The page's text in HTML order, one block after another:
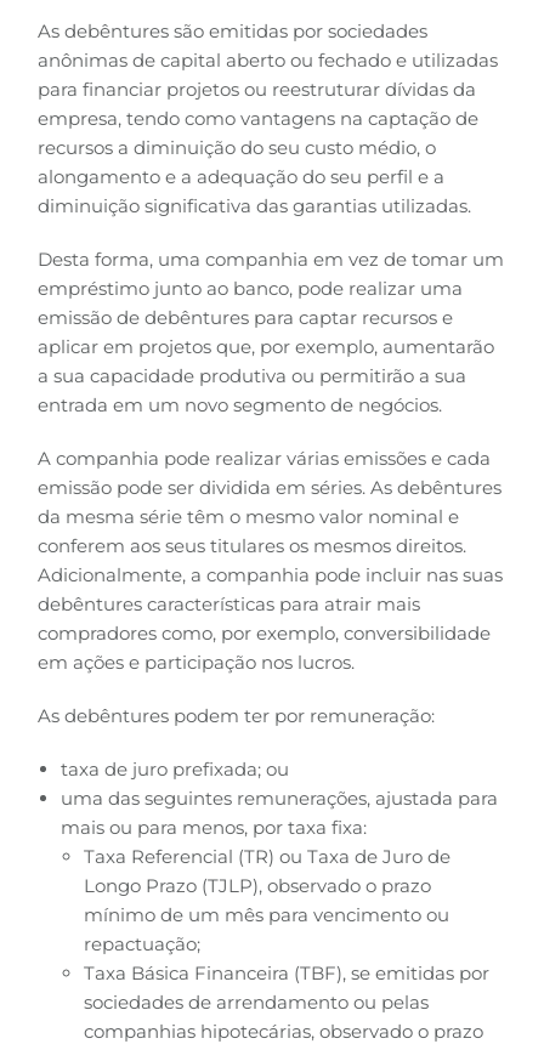
As debêntures são emitidas por sociedades
anônimas de capital aberto ou fechado e utilizadas
para financiar projetos ou reestruturar dívidas da
empresa, tendo como vantagens na captação de
recursos a diminuição do seu custo médio, o
alongamento e a adequação do seu perfil e a
diminuição significativa das garantias utilizadas.
Desta forma, uma companhia em vez de tomar um
empréstimo junto ao banco, pode realizar uma
emissão de debêntures para captar recursos e
aplicar em projetos que, por exemplo, aumentarão
a sua capacidade produtiva ou permitirão a sua
entrada em um novo segmento de negócios.
A companhia pode realizar várias emissões e cada
emissão pode ser dividida em séries. As debêntures
da mesma série têm o mesmo valor nominal e
conferem aos seus titulares os mesmos direitos.
Adicionalmente, a companhia pode incluir nas suas
debêntures características para atrair mais
compradores como, por exemplo, conversibilidade
em ações e participação nos lucros.
As debêntures podem ter por remuneração:
taxa de juro prefixada; ou
uma das seguintes remunerações, ajustada para
mais ou para menos, por taxa fixa:
Taxa Referencial (TR) ou Taxa de Juro de
Longo Prazo (TJLP), observado o prazo
mínimo de um mês para vencimento ou
repactuação;
Taxa Básica Financeira (TBF), se emitidas por
sociedades de arrendamento ou pelas
companhias hipotecárias, observado o prazo